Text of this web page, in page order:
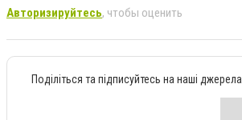
Авторизируйтесь, чтобы оценить
Поділіться та підписуйтесь на наші джерела